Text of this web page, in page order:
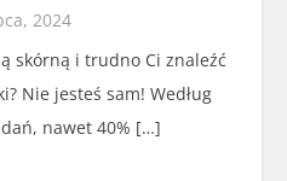
2024
skórną i trudno Ci znaleźć
Nie jesteś sam! Według
nawet 40% […]